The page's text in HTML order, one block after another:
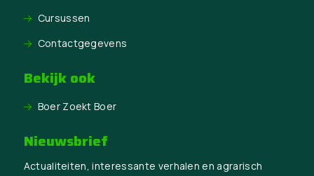
Cursussen
Contactgegevens
Bekijk ook
Boer Zoekt Boer
Nieuwsbrief
Actualiteiten, interessante verhalen en agrarisch